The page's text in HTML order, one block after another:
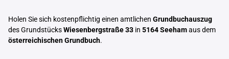
Holen Sie sich kostenpflichtig einen amtlichen Grundbuchauszug
des GrundstücksWiesenbergstraße 33 in 5164 Seehamaus dem
österreichischen Grundbuch.